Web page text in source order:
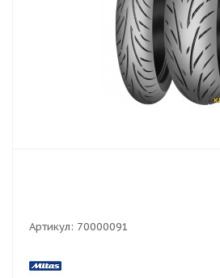
Артикул: 70000091